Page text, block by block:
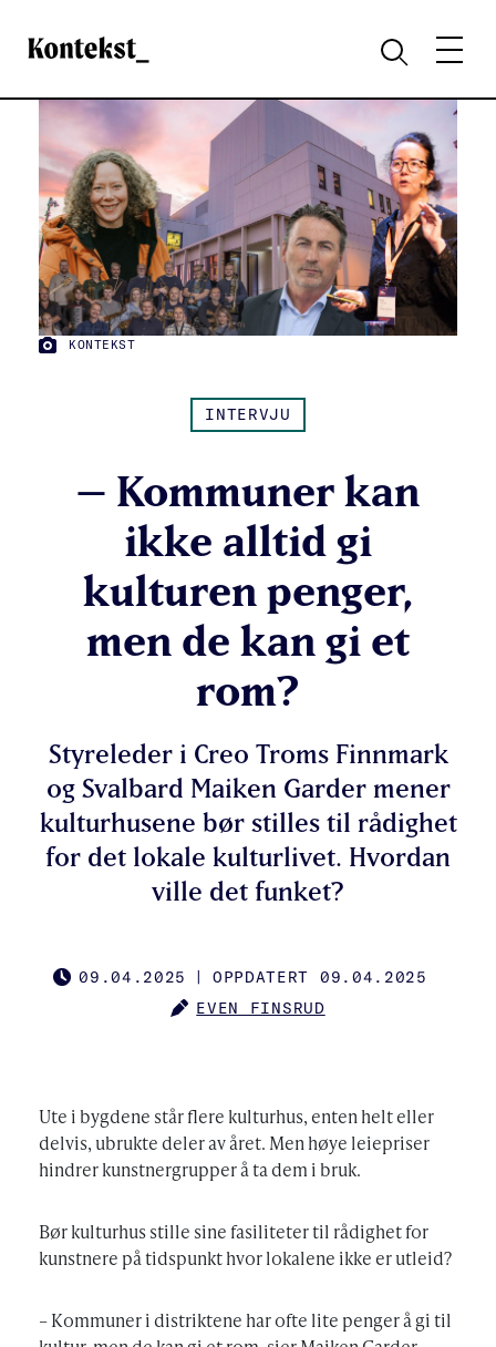
Kontekst
SØKMENY
FOTO:
KONTEKST
INTERVJU
– Kommuner kan
ikke alltid gi
kulturen penger,
men de kan gi et
rom?
Styreleder i Creo Troms Finnmark
og Svalbard Maiken Garder mener
kulturhusene bør stilles til rådighet
for det lokale kulturlivet. Hvordan
ville det funket?
PUBLISHED
09.04.2025 | OPPDATERT 09.04.2025
AUTHOR
EVEN FINSRUD
Ute i bygdene står flere kulturhus, enten helt eller
delvis, ubrukte deler av året. Men høye leiepriser
hindrer kunstnergrupper å ta dem i bruk.
Bør kulturhus stille sine fasiliteter til rådighet for
kunstnere på tidspunkt hvor lokalene ikke er utleid?
– Kommuner i distriktene har ofte lite penger å gi til